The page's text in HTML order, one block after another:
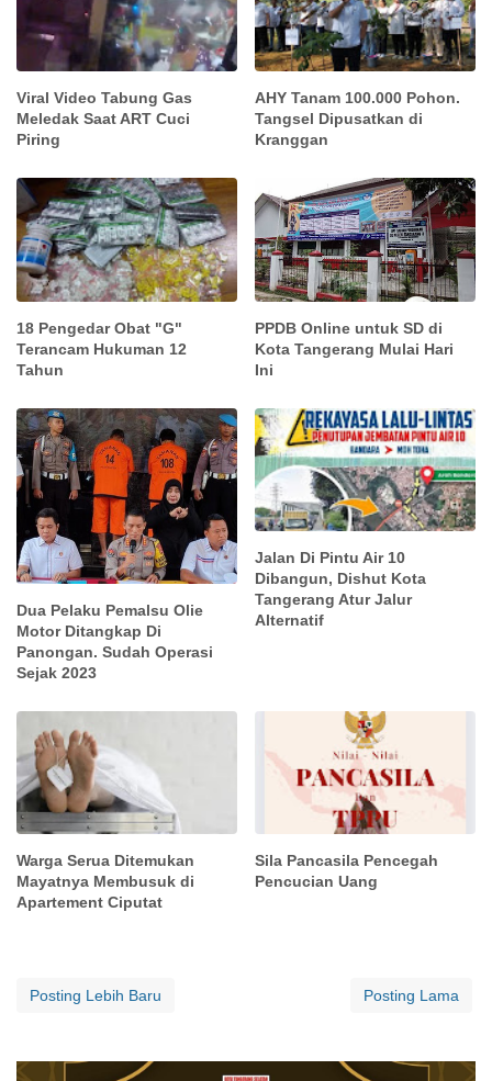
Viral Video Tabung Gas
Meledak Saat ART Cuci
Piring
AHY Tanam 100.000 Pohon.
Tangsel Dipusatkan di
Kranggan
18 Pengedar Obat "G"
Terancam Hukuman 12
Tahun
PPDB Online untuk SD di
Kota Tangerang Mulai Hari
Ini
Dua Pelaku Pemalsu Olie
Motor Ditangkap Di
Panongan. Sudah Operasi
Sejak 2023
Jalan Di Pintu Air 10
Dibangun, Dishut Kota
Tangerang Atur Jalur
Alternatif
Warga Serua Ditemukan
Mayatnya Membusuk di
Apartement Ciputat
Sila Pancasila Pencegah
Pencucian Uang
Posting Lebih Baru Posting Lama